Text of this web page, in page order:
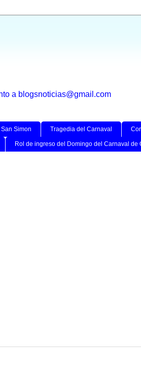
a blogsnoticias@gmail.com
Simon Tragedia del Carnaval
Rol de ingreso del Domingo del Carnaval de